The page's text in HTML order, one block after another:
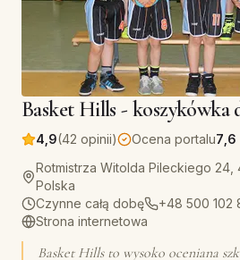
Basket Hills - koszykówka
4,9(42 opinii) Ocena portalu7,6
Rotmistrza Witolda Pileckiego 24,
Polska
Czynne całą dobę
+48 500 102
Strona internetowa
Basket Hills to wysoko oceniana